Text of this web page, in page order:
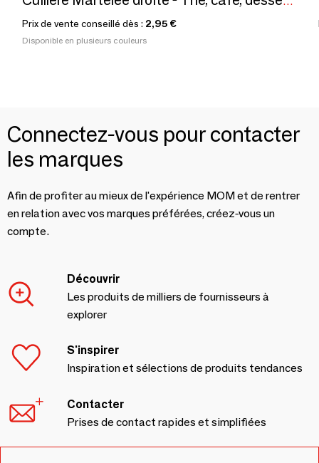
Prix de vente conseillé dès : 2,95 €
Disponible en plusieurs couleurs
Connectez-vous pour contacter
les marques
Afin de profiter au mieux de l'expérience MOM et de rentrer
en relation avec vos marques préférées, créez-vous un
compte.
Découvrir
Les produits de milliers de fournisseurs à
explorer
S'inspirer
Inspiration et sélections de produits tendances
Contacter
Prises de contact rapides et simplifiées